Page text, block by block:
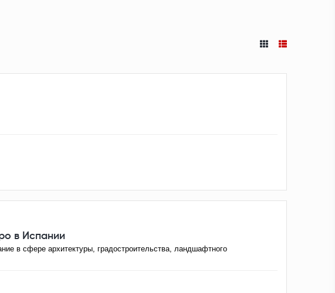
в Испании
в сфере архитектуры, градостроительства, ландшафтного